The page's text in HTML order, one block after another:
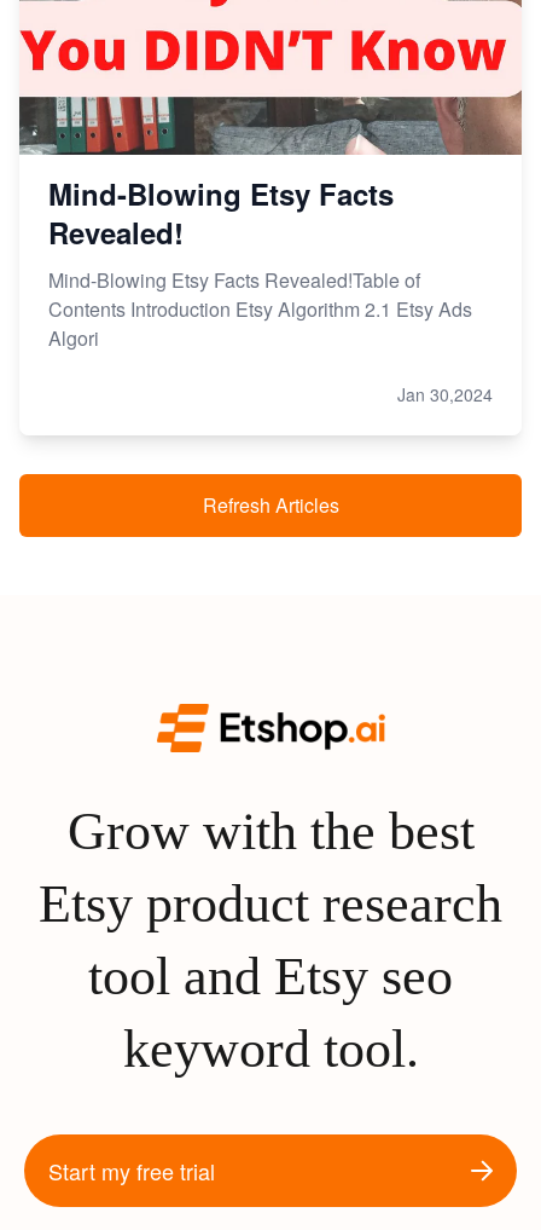
Mind-Blowing Etsy Facts
Revealed!
Mind-Blowing Etsy Facts Revealed!Table of
Contents Introduction Etsy Algorithm 2.1 Etsy Ads
Algori
Jan 30,2024
Refresh Articles
Grow with the best
Etsy product research
tool and Etsy seo
keyword tool.
Start my free trial